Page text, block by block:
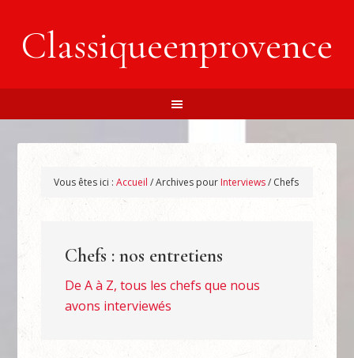
Classiqueenprovence
Vous êtes ici :Accueil /Archives pour Interviews/ Chefs
Chefs : nos entretiens
De A à Z, tous les chefs que nous
avons interviewés